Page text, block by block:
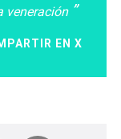
veneración
EN X